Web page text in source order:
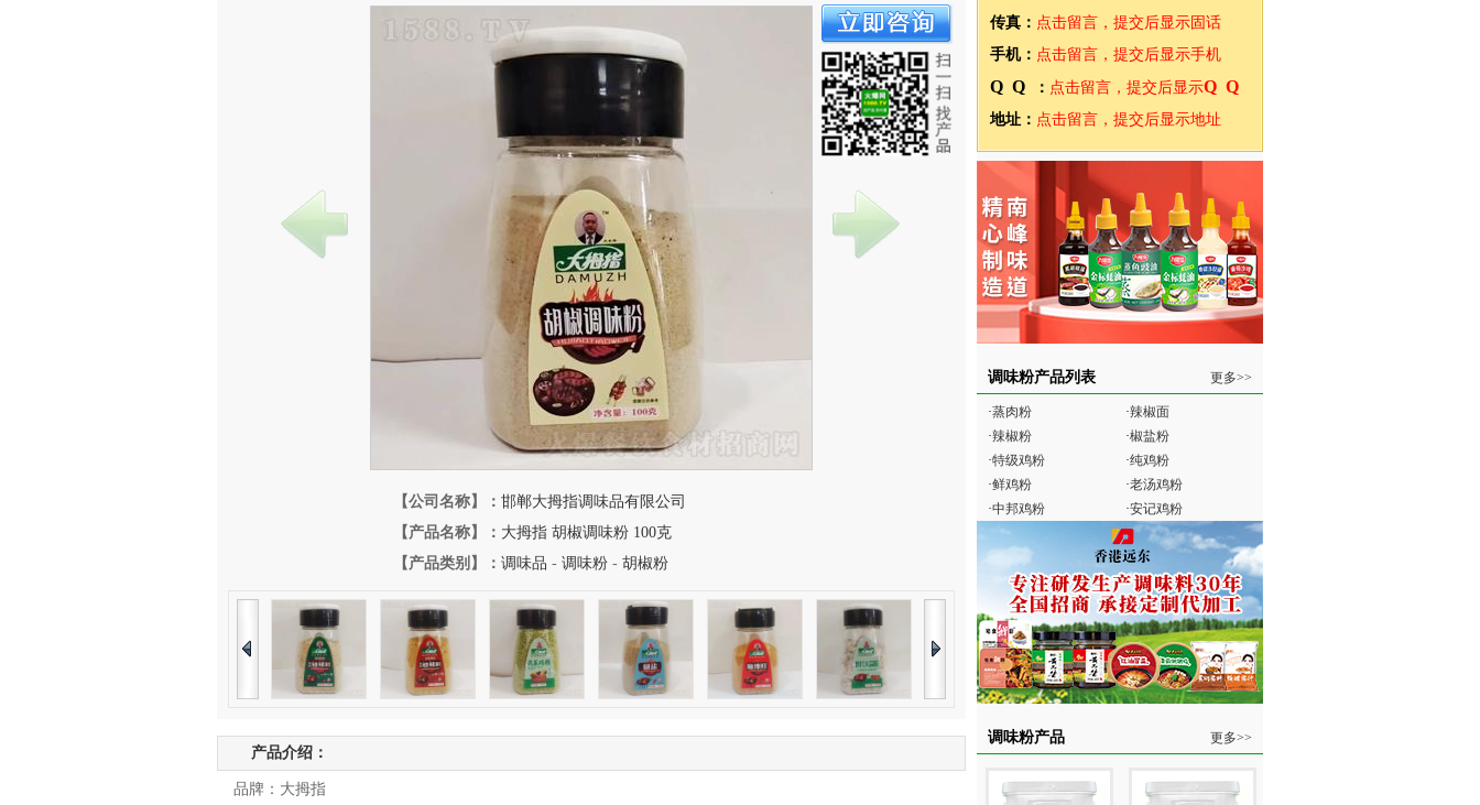
【公司名称】： 邯郸大拇指调味品有限公司
【产品名称】： 大拇指 胡椒调味粉 100克
【产品类别】： 调味品 - 调味粉 - 胡椒粉
产品介绍：
品牌：大拇指
传真： 点击留言，提交后显示固话
手机： 点击留言，提交后显示手机
QQ ： 点击留言，提交后显示QQ
地址： 点击留言，提交后显示地址
调味粉产品列表 更多>>
·蒸肉粉 ·辣椒面
·辣椒粉 ·椒盐粉
·特级鸡粉 ·纯鸡粉
·鲜鸡粉 ·老汤鸡粉
·中邦鸡粉 ·安记鸡粉
调味粉产品 更多>>